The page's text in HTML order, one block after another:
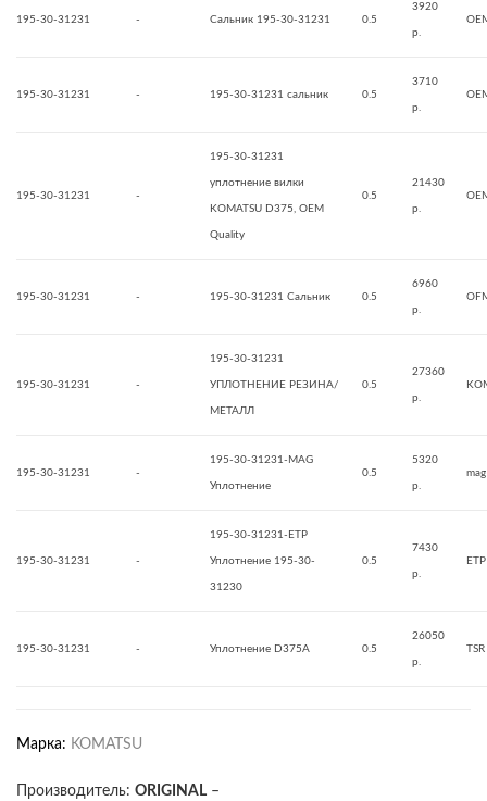
195-30-31231 - Сальник 195-30-31231 0.5
3920
р.
195-30-31231 - 195-30-31231 сальник 0.5
3710
р.
195-30-31231 -
195-30-31231
уплотнение вилки
KOMATSU D375, OEM
Quality
0.5
21430
р.
195-30-31231 - 195-30-31231 Сальник 0.5
6960
р.
195-30-31231 -
195-30-31231
УПЛОТНЕНИЕ РЕЗИНА/
МЕТАЛЛ
0.5
27360
р.
195-30-31231 -
195-30-31231-MAG
Уплотнение
0.5
5320
р.
mag
195-30-31231 -
195-30-31231-ETP
Уплотнение 195-30-
31230
0.5
7430
р.
ETP
195-30-31231 - Уплотнение D375A 0.5
26050
р.
TSR
Марка: KOMATSU
Производитель: ORIGINAL –